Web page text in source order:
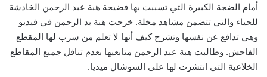
أمام الضجة الكبيرة التي تسببت بها فضيحة هبة عبد الرحمن الخادشة
للحياء والتي تتضمن مشاهد مخلة. خرجت هبة بد الرحمن في فيديو
وهي تدافع عن نفسها وتشرح كيف أنها لا تعلم من سرب لها المقطع
الفاحش. وطالبت هبة عبد الرحمن متابعيها بعدم تناقل جميع المقاطع
الخلاعية التي انتشرت لها على السوشال ميديا.